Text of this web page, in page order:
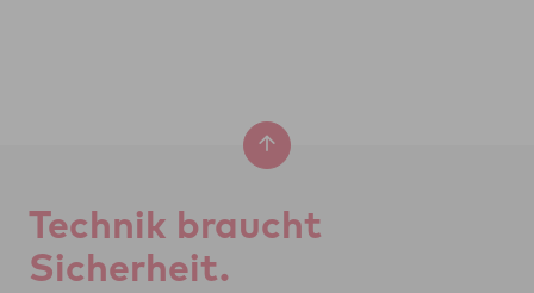
Tech­nik braucht
Si­cher­heit.